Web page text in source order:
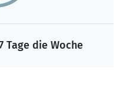
Tage die Woche